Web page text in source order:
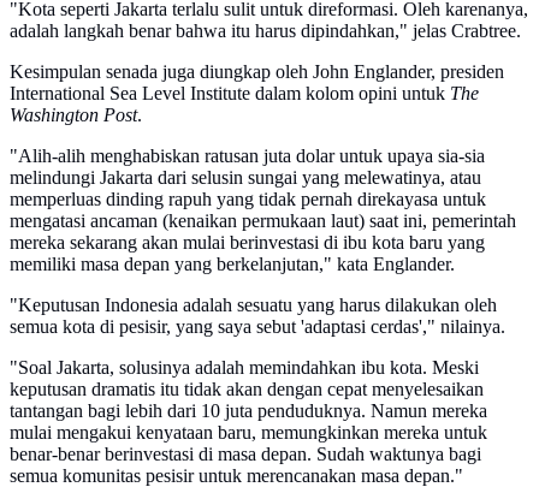
"Kota seperti Jakarta terlalu sulit untuk direformasi. Oleh karenanya,
adalah langkah benar bahwa itu harus dipindahkan," jelas Crabtree.
Kesimpulan senada juga diungkap oleh John Englander, presiden
International Sea Level Institute dalam kolom opini untuk The
Washington Post.
"Alih-alih menghabiskan ratusan juta dolar untuk upaya sia-sia
melindungi Jakarta dari selusin sungai yang melewatinya, atau
memperluas dinding rapuh yang tidak pernah direkayasa untuk
mengatasi ancaman (kenaikan permukaan laut) saat ini, pemerintah
mereka sekarang akan mulai berinvestasi di ibu kota baru yang
memiliki masa depan yang berkelanjutan," kata Englander.
"Keputusan Indonesia adalah sesuatu yang harus dilakukan oleh
semua kota di pesisir, yang saya sebut 'adaptasi cerdas'," nilainya.
"Soal Jakarta, solusinya adalah memindahkan ibu kota. Meski
keputusan dramatis itu tidak akan dengan cepat menyelesaikan
tantangan bagi lebih dari 10 juta penduduknya. Namun mereka
mulai mengakui kenyataan baru, memungkinkan mereka untuk
benar-benar berinvestasi di masa depan. Sudah waktunya bagi
semua komunitas pesisir untuk merencanakan masa depan."